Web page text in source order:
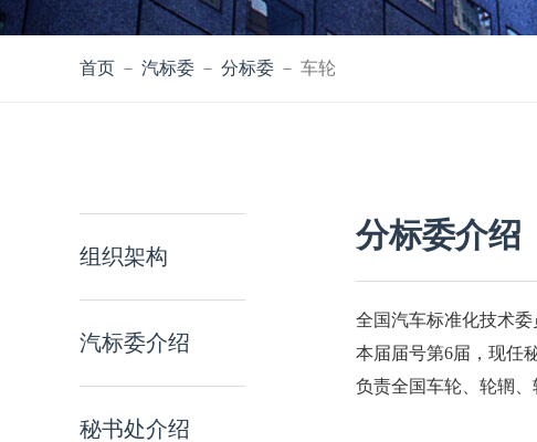
首页 － 汽标委 － 分标委 － 车轮
组织架构
汽标委介绍
秘书处介绍
分标委介绍
全国汽车标准化技术委
本届届号第6届，现任
负责全国车轮、轮辋